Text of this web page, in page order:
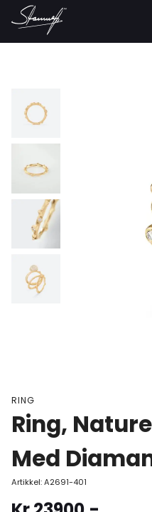
RING
Ring,
Med
Artikkel:A2691-401